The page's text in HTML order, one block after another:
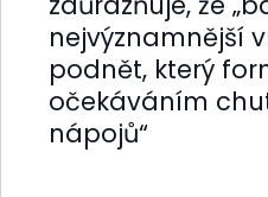
nejvýznamnější
podnět, který
očekáváním
nápojů“